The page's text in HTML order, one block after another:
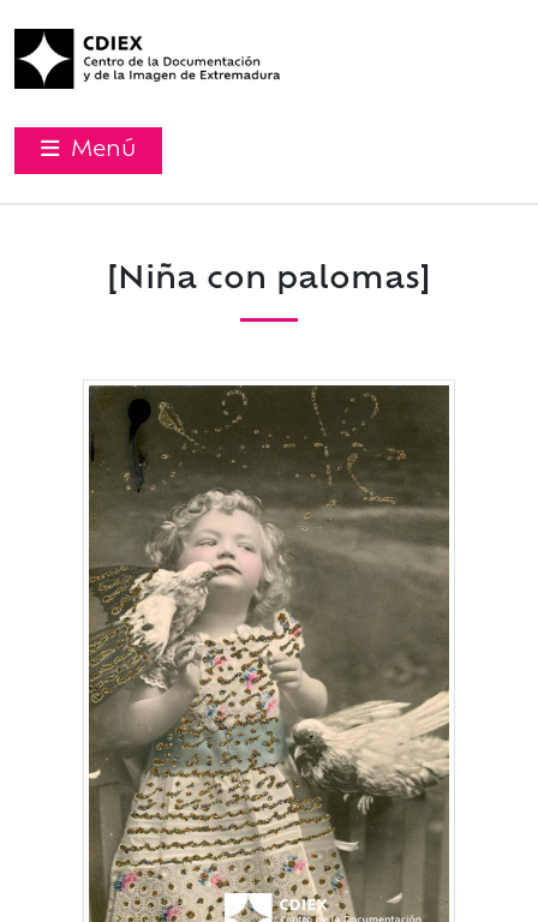
Menú
[Niña con palomas]